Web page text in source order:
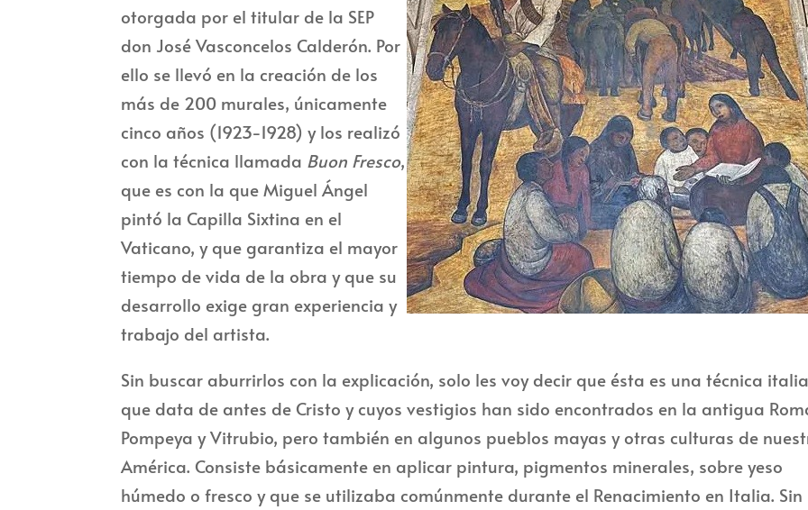
otorgada por el titular de la SEP
don José Vasconcelos Calderón. Por
ello se llevó en la creación de los
más de 200 murales, únicamente
cinco años (1923-1928) y los realizó
con la técnica llamada Buon Fresco,
que es con la que Miguel Ángel
pintó la Capilla Sixtina en el
Vaticano, y que garantiza el mayor
tiempo de vida de la obra y que su
desarrollo exige gran experiencia y
trabajo del artista.
Sin buscar aburrirlos con la explicación, solo les voy decir que ésta es una técnica
que data de antes de Cristo y cuyos vestigios han sido encontrados en la antigua
Pompeya y Vitrubio, pero también en algunos pueblos mayas y otras culturas de
América. Consiste básicamente en aplicar pintura, pigmentos minerales, sobre yeso
húmedo o fresco y que se utilizaba comúnmente durante el Renacimiento en Italia. Sin